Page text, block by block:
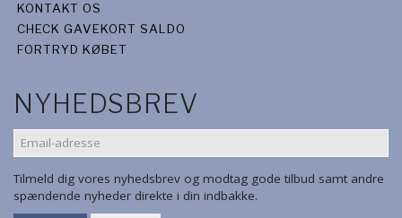
KONTAKT OS
CHECK GAVEKORT SALDO
FORTRYD KØBET
NYHEDSBREV
EMAIL-
ADRESSE
Tilmeld dig vores nyhedsbrev og modtag gode tilbud samt andre
spændende nyheder direkte i din indbakke.